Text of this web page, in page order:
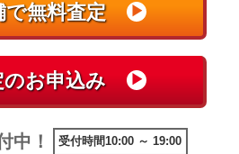
中！ 受付時間10:00 ～ 19:00